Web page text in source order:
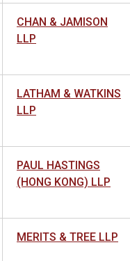
CHAN & JAMISON
LLP
LATHAM & WATKINS
LLP
PAUL HASTINGS
(HONG KONG) LLP
MERITS & TREE LLP